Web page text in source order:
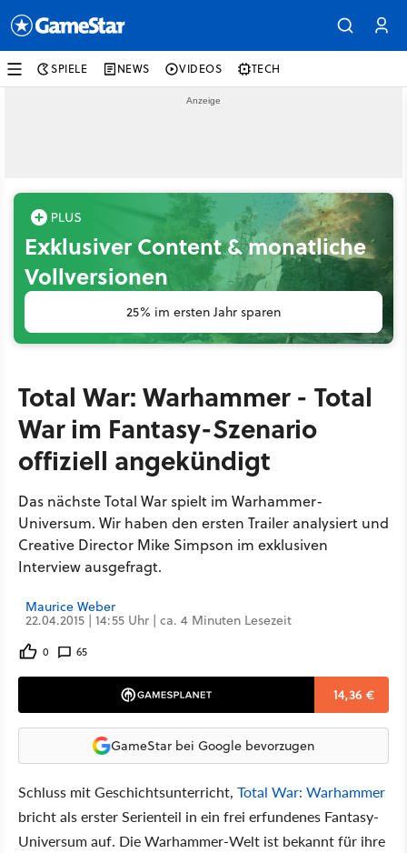
SPIELE NEWS VIDEOS TECH
Exklusiver Content & monatliche
Vollversionen
25% im ersten Jahr sparen
Total War: Warhammer - Total
War im Fantasy-Szenario
offiziell angekündigt
Das nächste Total War spielt im Warhammer-
Universum. Wir haben den ersten Trailer analysiert und
Creative Director Mike Simpson im exklusiven
Interview ausgefragt.
Maurice Weber
22.04.2015 | 14:55 Uhr | ca. 4 Minuten Lesezeit
0 65
14,36 €
GameStar bei Google bevorzugen
Schluss mit Geschichtsunterricht, Total War: Warhammer
bricht als erster Serienteil in ein frei erfundenes Fantasy-
Universum auf. Die Warhammer-Welt ist bekannt für ihre